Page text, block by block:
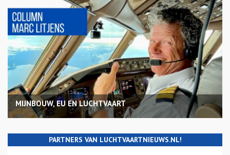
MIJNBOUW, EU EN LUCHTVAART
PARTNERS VAN LUCHTVAARTNIEUWS.NL!